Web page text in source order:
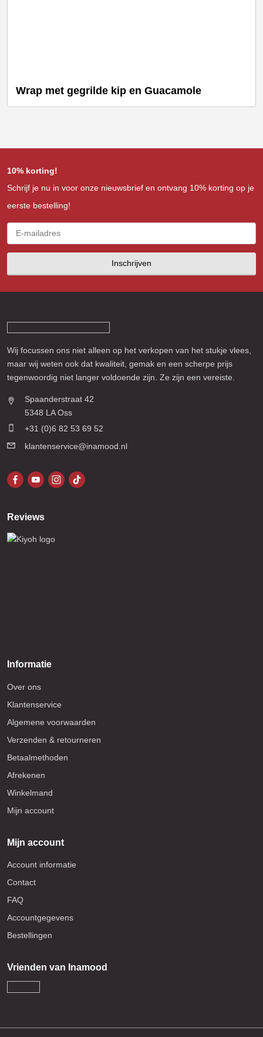
Wrap met gegrilde kip en Guacamole
10% korting!
Schrijf je nu in voor onze nieuwsbrief en ontvang 10% korting op je
eerste bestelling!
Inschrijven
Wij focussen ons niet alleen op het verkopen van het stukje vlees,
maar wij weten ook dat kwaliteit, gemak en een scherpe prijs
tegenwoordig niet langer voldoende zijn. Ze zijn een vereiste.
Spaanderstraat 42
5348 LA Oss
+31 (0)6 82 53 69 52
klantenservice@inamood.nl
Reviews
Informatie
Over ons
Klantenservice
Algemene voorwaarden
Verzenden & retourneren
Betaalmethoden
Afrekenen
Winkelmand
Mijn account
Mijn account
Account informatie
Contact
FAQ
Accountgegevens
Bestellingen
Vrienden van Inamood